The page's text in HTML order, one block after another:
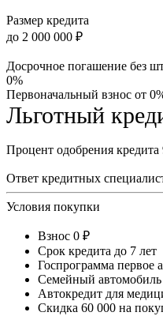
Размер кредита
до 2 000 000 ₽
Досрочное погашение без
0%
Первоначальный взнос от
Льготный
Процент одобрения кредита
Ответ кредитных
Условия покупки
Взнос 0 ₽
Срок кредита до 7 лет
Госпрограмма первое
Семейный автомобиль
Автокредит для
Скидка 60 000 на